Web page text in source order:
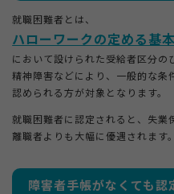
就職困難者とは、
ハローワークの定める基
において設けられた受給者区分の
精神障害などにより、一般的な条
認められる方が対象となります。
就職困難者に認定されると、失業
離職者よりも大幅に優遇されます。
障害者手帳がなくても認